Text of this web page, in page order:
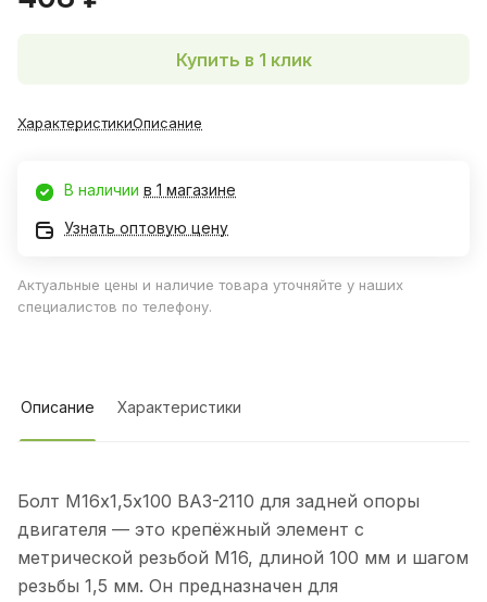
Купить в 1 клик
ХарактеристикиОписание
В наличии в 1 магазине
Узнать оптовую цену
Актуальные цены и наличие товара уточняйте у наших
специалистов по телефону.
Описание Характеристики
Болт М16х1,5х100 ВАЗ-2110 для задней опоры
двигателя — это крепёжный элемент с
метрической резьбой М16, длиной 100 мм и шагом
резьбы 1,5 мм. Он предназначен для